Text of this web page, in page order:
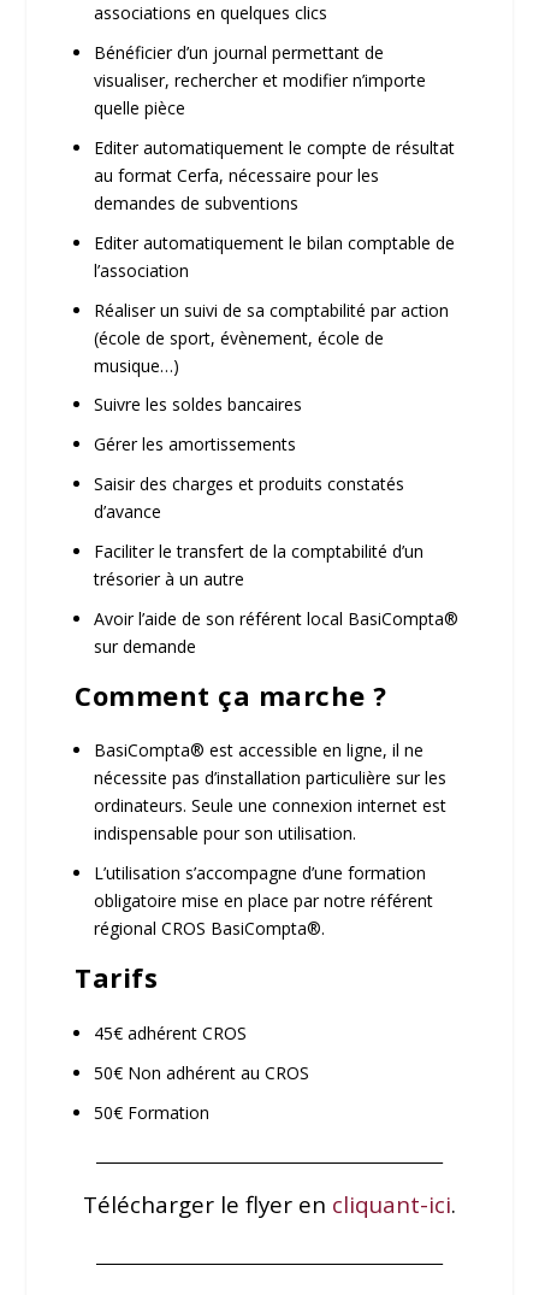
associations en quelques clics
Bénéficier d’un journal permettant de
visualiser, rechercher et modifier n’importe
quelle pièce
Editer automatiquement lecompte de résultat
au format Cerfa, nécessaire pour les
demandes de subventions
Editer automatiquement lebilan comptable de
l’association
Réaliser unsuivi de sa comptabilité par action
(école de sport, évènement, école de
musique…)
Suivre les soldes bancaires
Gérerles amortissements
Saisirdes charges et produits constatés
d’avance
Faciliter le transfert de la comptabilité d’un
trésorier à un autre
Avoirl’aide de son référent local BasiCompta®
sur demande
Comment ça marche ?
BasiCompta® estaccessible en ligne, il ne
nécessite pas d’installation particulière sur les
ordinateurs. Seule une connexion internet est
indispensable pour son utilisation.
L’utilisation s’accompagne d’uneformation
obligatoire mise en place par notre référent
régional CROS BasiCompta®.
Tarifs
45€ adhérent CROS
50€ Non adhérent au CROS
50€ Formation
Télécharger le flyer en cliquant-ici.